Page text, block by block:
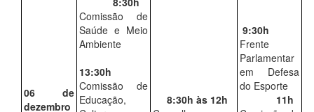
06 de
dezembro
Comissão de
Saúde e Meio
Ambiente
13:30h
Comissão de
Educação,
8:30h às 12h
9:30h
Frente
Parlamentar
em Defesa
do Esporte
11h